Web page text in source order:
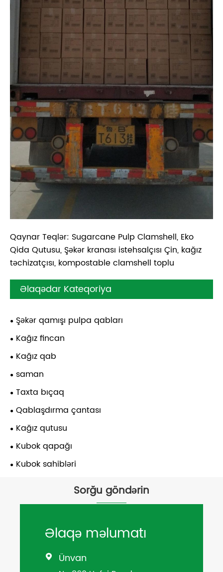
Qaynar Teqlər: Sugarcane Pulp Clamshell, Eko
Qida Qutusu, Şəkər kranası istehsalçısı Çin, kağız
təchizatçısı, kompostable clamshell toplu
Əlaqədar Kateqoriya
Şəkər qamışı pulpa qabları
Kağız fincan
Kağız qab
saman
Taxta bıçaq
Qablaşdırma çantası
Kağız qutusu
Kubok qapağı
Kubok sahibləri
Sorğu göndərin
Əlaqə məlumatı
 Ünvan